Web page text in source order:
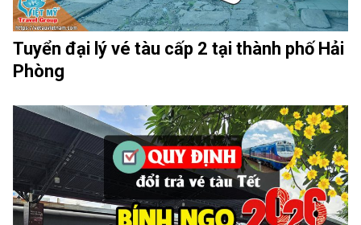
Tuyển đại lý vé tàu cấp 2 tại thành phố Hải
Phòng